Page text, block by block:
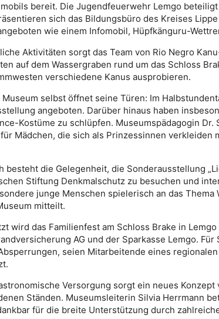
bereit. Die Jugendfeuerwehr Lemgo
sich das Bildungsbüro des Kreises
wie einem Infomobil, Hüpfkänguru-
Aktivitäten sorgt das Team von Rio Negro
auf dem Wassergraben rund um das Schloss
verschiedene Kanus ausprobieren.
Museum selbst öffnet seine Türen: Im
angeboten. Darüber hinaus haben
Kostüme zu schlüpfen. Museumspädagogin
Mädchen, die sich als Prinzessinnen verkleiden
besteht die Gelegenheit, die Sonderausstellung
Stiftung Denkmalschutz zu besuchen und
junge Menschen spielerisch an das Thema
mitteilt.
wird das Familienfest am Schloss Brake in
AG und der Sparkasse Lemgo.
seien Mitarbeitende eines
Versorgung sorgt ein neues
Ständen. Museumsleiterin Silvia Herrmann
für die breite Unterstützung durch